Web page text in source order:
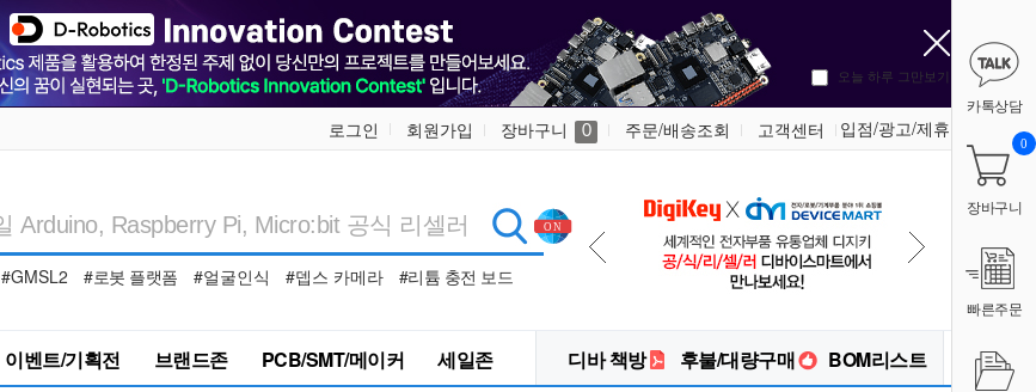
오늘 하루 그만보기
로그인 회원가입 장바구니 0 주문/배송조회 고객센터 입점/광고/제휴
#GMSL2 #로봇 플랫폼 #얼굴인식 #뎁스 카메라 #리튬 충전 보드
이벤트/기획전 브랜드존 PCB/SMT/메이커 세일존 디바 책방 후불/대량구매 BOM리스트
카톡상담
장바구니
0
빠른주문